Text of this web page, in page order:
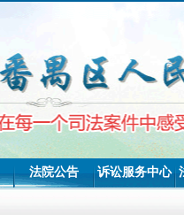
法院公告 诉讼服务中心